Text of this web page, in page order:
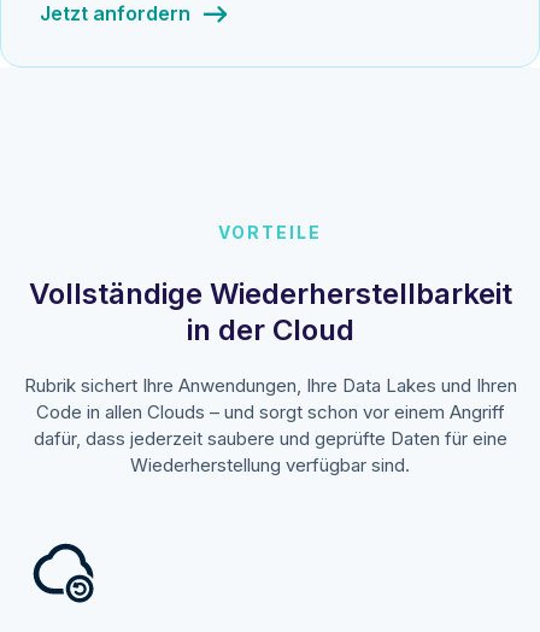
Jetzt anfordern
VORTEILE
Vollständige Wiederherstellbarkeit
in der Cloud
Rubrik sichert Ihre Anwendungen, Ihre Data Lakes und Ihren
Code in allen Clouds – und sorgt schon vor einem Angriff
dafür, dass jederzeit saubere und geprüfte Daten für eine
Wiederherstellung verfügbar sind.